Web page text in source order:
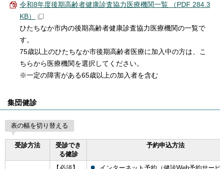
令和8年度後期高齢者健康診査協力医療機関一覧 （PDF 284.3
KB）
ひたちなか市内の後期高齢者健康診査協力医療機関の一覧で
す。
75歳以上のひたちなか市後期高齢者医療に加入中の方は、こ
ちらから医療機関を選択してください。
※一定の障害がある65歳以上の加入者を含む
集団健診
表の幅を切り替える
受診方法
受診でき
る健診
予約申込方法